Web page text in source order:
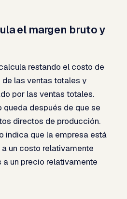
el margen bruto y
restando el costo de
las ventas totales y
por las ventas totales.
queda después de que se
directos de producción.
indica que la empresa está
un costo relativamente
un precio relativamente